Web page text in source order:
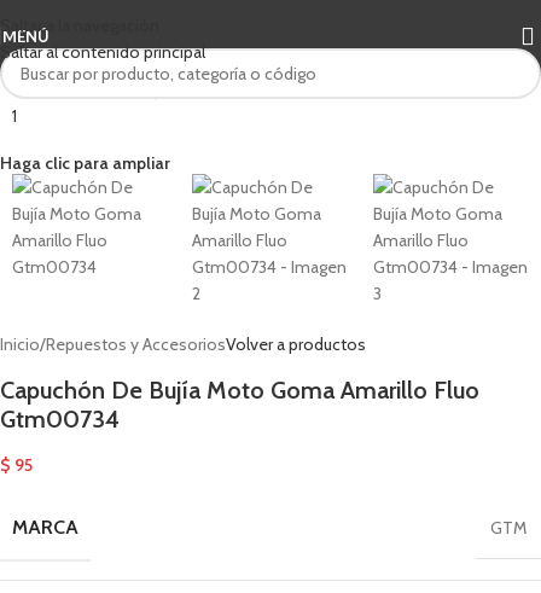
Saltar a la navegación
Saltar al contenido principal
MENÚ
Haga clic para ampliar
Inicio/Repuestos y AccesoriosVolver a productos
Capuchón De Bujía Moto Goma Amarillo Fluo
Gtm00734
$ 95
MARCA GTM